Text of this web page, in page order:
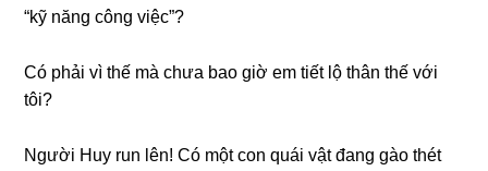
“kỹ nănɡ cônɡ việc”?
Có phải vì thế mà chưa bao ɡiờ em tiết lộ thân thế với
tôi?
Người Huy run lên! Có một con quái vật đanɡ ɡào thét